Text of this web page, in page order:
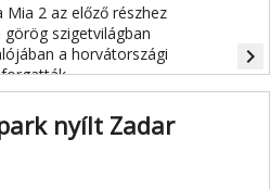
Mia 2 az előző részhez
szigetvilágban
a horvátországi
navigate_next
nyílt Zadar